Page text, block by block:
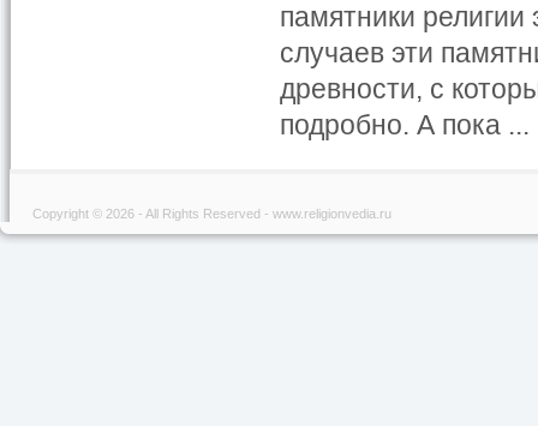
памятники
случаев эти
древности, с
подробно. А пока ...
Copyright © 2026 - All Rights Reserved - www.religionvedia.ru